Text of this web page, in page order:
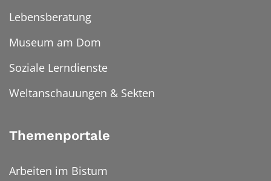
Lebensberatung
Museum am Dom
Soziale Lerndienste
Weltanschauungen & Sekten
Themenportale
Arbeiten im Bistum